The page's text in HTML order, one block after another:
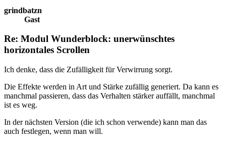
grindbatzn
Gast
Re: Modul Wunderblock: unerwünschtes
horizontales Scrollen
Ich denke, dass die Zufälligkeit für Verwirrung sorgt.
Die Effekte werden in Art und Stärke zufällig generiert. Da kann es
manchmal passieren, dass das Verhalten stärker auffällt, manchmal
ist es weg.
In der nächsten Version (die ich schon verwende) kann man das
auch festlegen, wenn man will.